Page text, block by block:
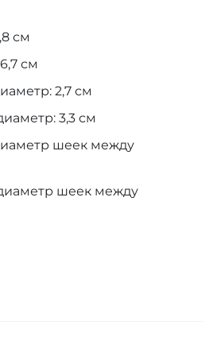
см
см
2,7 см
3,3 см
шеек между
шеек между